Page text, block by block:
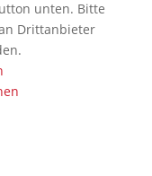
unten. Bitte
Drittanbieter